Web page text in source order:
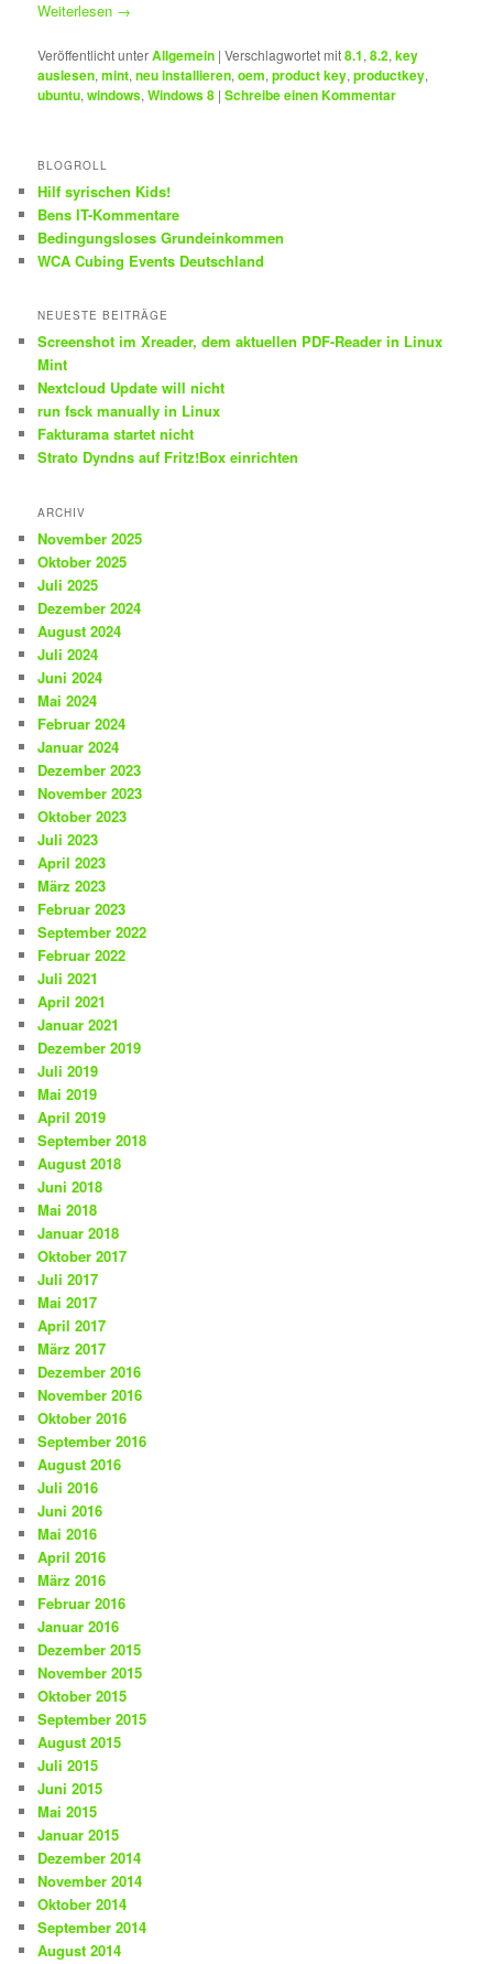
Weiterlesen →
Veröffentlicht unterAllgemein |Verschlagwortet mit8.1,8.2,key
auslesen,mint,neu installieren,oem,product key,productkey,
ubuntu,windows,Windows 8 |Schreibe einen Kommentar
BLOGROLL
Hilf syrischen Kids!
Bens IT-Kommentare
Bedingungsloses Grundeinkommen
WCA Cubing Events Deutschland
NEUESTE BEITRÄGE
Screenshot im Xreader, dem aktuellen PDF-Reader in Linux
Mint
Nextcloud Update will nicht
run fsck manually in Linux
Fakturama startet nicht
Strato Dyndns auf Fritz!Box einrichten
ARCHIV
November 2025
Oktober 2025
Juli 2025
Dezember 2024
August 2024
Juli 2024
Juni 2024
Mai 2024
Februar 2024
Januar 2024
Dezember 2023
November 2023
Oktober 2023
Juli 2023
April 2023
März 2023
Februar 2023
September 2022
Februar 2022
Juli 2021
April 2021
Januar 2021
Dezember 2019
Juli 2019
Mai 2019
April 2019
September 2018
August 2018
Juni 2018
Mai 2018
Januar 2018
Oktober 2017
Juli 2017
Mai 2017
April 2017
März 2017
Dezember 2016
November 2016
Oktober 2016
September 2016
August 2016
Juli 2016
Juni 2016
Mai 2016
April 2016
März 2016
Februar 2016
Januar 2016
Dezember 2015
November 2015
Oktober 2015
September 2015
August 2015
Juli 2015
Juni 2015
Mai 2015
Januar 2015
Dezember 2014
November 2014
Oktober 2014
September 2014
August 2014